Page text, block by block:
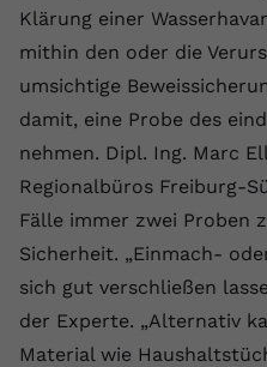
Klärung einer
mithin den oder die
umsichtige
damit, eine Probe des
nehmen. Dipl. Ing. Marc
Regionalbüros Freiburg-
Fälle immer zwei Proben
Sicherheit. „Einmach-
sich gut verschließen
der Experte. „Alternativ
Material wie
Zweck
Name CONSENT
Anbieter youtube.com
Laufzeit 2 Jahre
YouTube
registriert
Name yt-remote-